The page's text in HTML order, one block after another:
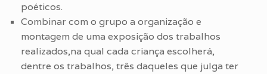
poéticos.
Combinar com o grupo a organização e
montagem de uma exposição dos trabalhos
realizados,na qual cada criança escolherá,
dentre os trabalhos, três daqueles que julga ter